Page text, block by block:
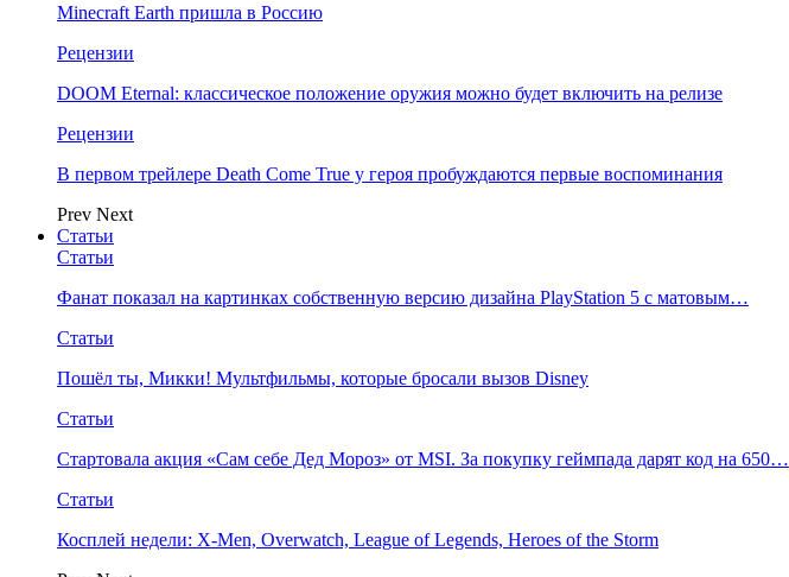
Minecraft Earth пришла в Россию
Рецензии
DOOM Eternal: классическое положение оружия можно будет включить на релизе
Рецензии
В первом трейлере Death Come True у героя пробуждаются первые воспоминания
Prev Next
Статьи
Статьи
Фанат показал на картинках собственную версию дизайна PlayStation 5 с матовым…
Статьи
Пошёл ты, Микки! Мультфильмы, которые бросали вызов Disney
Статьи
Стартовала акция «Сам себе Дед Мороз» от MSI. За покупку геймпада дарят код на 650…
Статьи
Косплей недели: X-Men, Overwatch, League of Legends, Heroes of the Storm